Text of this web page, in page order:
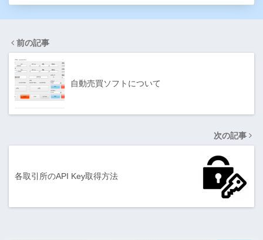
前の記事
自動売買ソフトについて
次の記事
各取引所のAPI Key取得方法